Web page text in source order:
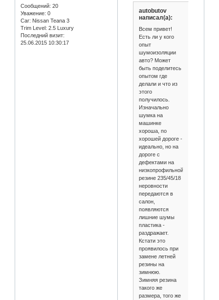
Сообщений: 20
Уважение: 0
Car: Nissan Teana 3
Trim Level: 2.5 Luxury
Последний визит:
25.06.2015 10:30:17
autobutov
написал(а):
Всем привет!
Есть ли у кого
опыт
шумоизоляции
авто? Может
быть поделитесь
опытом где
делали и что из
этого
получилось.
Изначально
шумка на
машинке
хороша, по
хорошей дороге -
идеально, но на
дороге с
дефектами на
низкопрофильной
резине 235/45/18
неровности
передаются в
салон,
появляются
лишние шумы
пластика -
раздражает.
Кстати это
проявилось при
замене летней
резины на
зимнюю.
Зимняя резина
такого же
размера, того же